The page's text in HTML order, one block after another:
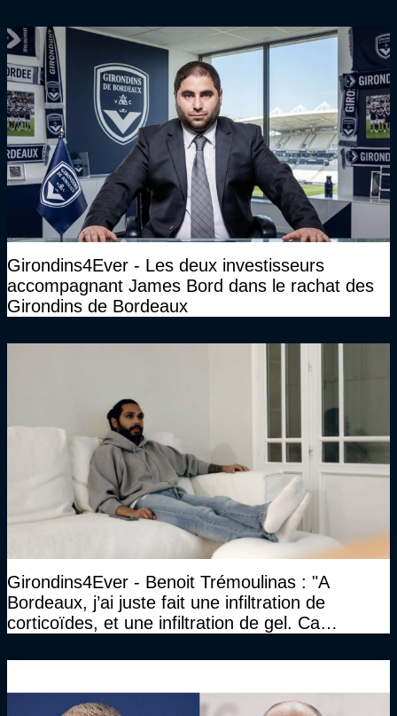
Girondins4Ever - Les deux investisseurs
accompagnant James Bord dans le rachat des
Girondins de Bordeaux
Girondins4Ever - Benoit Trémoulinas : "A
Bordeaux, j’ai juste fait une infiltration de
corticoïdes, et une infiltration de gel. Ca